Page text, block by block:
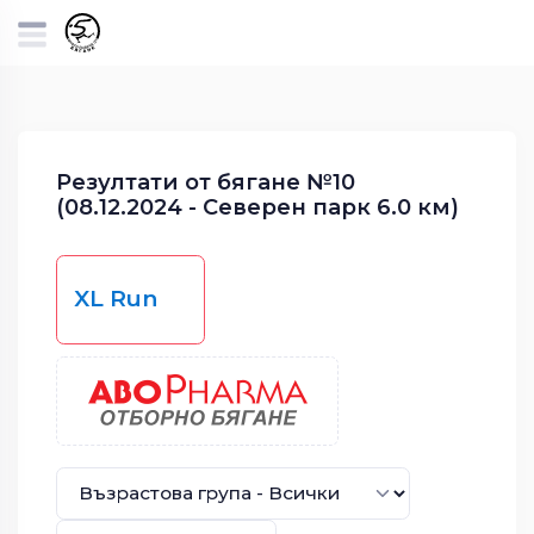
Резултати от бягане №10
(08.12.2024 - Северен парк 6.0 км)
XL Run